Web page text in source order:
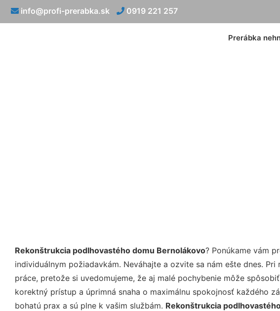
info@profi-prerabka.sk 0919 221 257
Prerábka
Rekonštrukcia podlhovastého domu Bernolákovo? Ponúkame vám
individuálnym požiadavkám. Neváhajte a ozvite sa nám ešte dnes.
práce, pretože si uvedomujeme, že aj malé pochybenie môže
korektný prístup a úprimná snaha o maximálnu spokojnosť každého
bohatú prax a sú plne k vašim službám. Rekonštrukcia